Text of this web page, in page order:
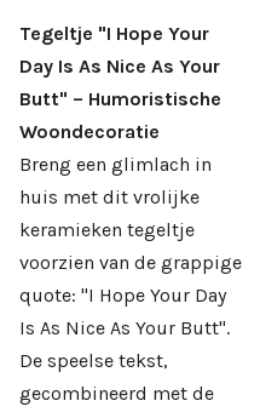
Tegeltje "I Hope Your
Day Is As Nice As Your
Butt" – Humoristische
Woondecoratie
Breng een glimlach in
huis met dit vrolijke
keramieken tegeltje
voorzien van de grappige
quote: "I Hope Your Day
Is As Nice As Your Butt".
De speelse tekst,
gecombineerd met de